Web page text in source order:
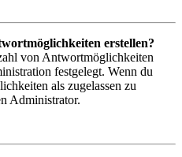
erstellen?
von Antwortmöglichkeiten
festgelegt. Wenn du
als zugelassen zu
Administrator.